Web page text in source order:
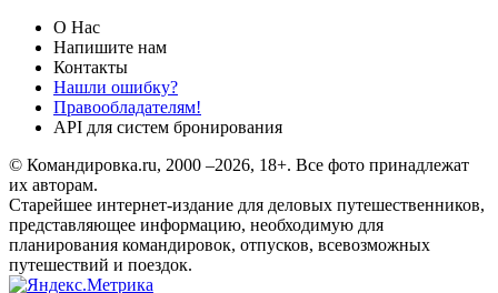
О Нас
Напишите нам
Контакты
Нашли ошибку?
Правообладателям!
API для систем бронирования
© Командировка.ru, 2000 –2026, 18+. Все фото принадлежат
их авторам.
Старейшее интернет-издание для деловых путешественников,
представляющее информацию, необходимую для
планирования командировок, отпусков, всевозможных
путешествий и поездок.